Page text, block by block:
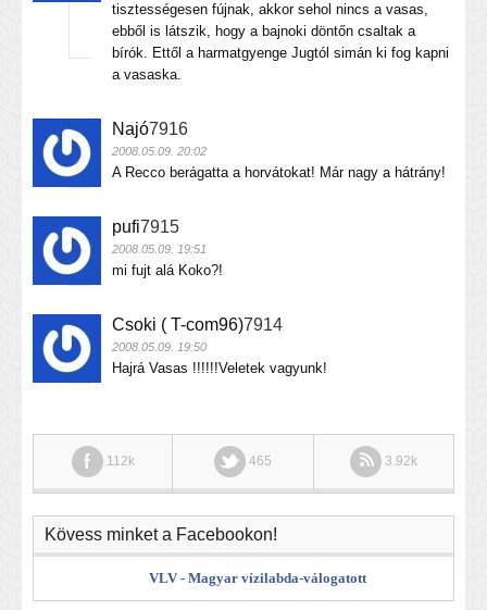
tisztességesen fújnak, akkor sehol nincs a vasas,
ebből is látszik, hogy a bajnoki döntőn csaltak a
bírók. Ettől a harmatgyenge Jugtól simán ki fog kapni
a vasaska.
Najó7916
2008.05.09. 20:02
A Recco berágatta a horvátokat! Már nagy a hátrány!
pufi7915
2008.05.09. 19:51
mi fujt alá Koko?!
Csoki ( T-com96)7914
2008.05.09. 19:50
Hajrá Vasas !!!!!!Veletek vagyunk!
112k 465 3.92k
Kövess minket a Facebookon!
VLV - Magyar vízilabda-válogatott